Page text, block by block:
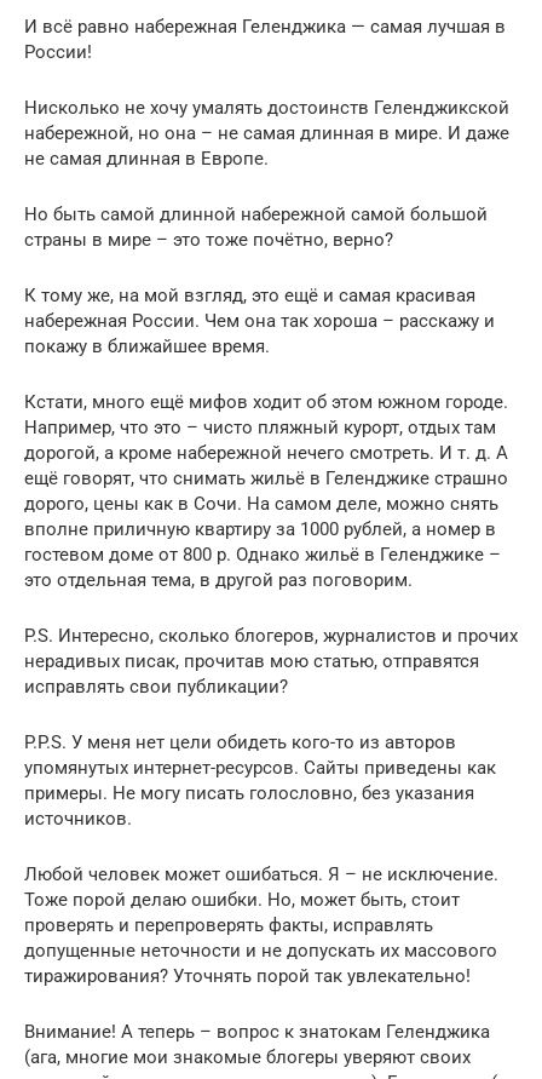
И всё равно набережная Геленджика — самая лучшая в
России!
Нисколько не хочу умалять достоинств Геленджикской
набережной, но она – не самая длинная в мире. И даже
не самая длинная в Европе.
Но быть самой длинной набережной самой большой
страны в мире – это тоже почётно, верно?
К тому же, на мой взгляд, это ещё и самая красивая
набережная России. Чем она так хороша – расскажу и
покажу в ближайшее время.
Кстати, много ещё мифов ходит об этом южном городе.
Например, что это – чисто пляжный курорт, отдых там
дорогой, а кроме набережной нечего смотреть. И т. д. А
ещё говорят, что снимать жильё в Геленджике страшно
дорого, цены как в Сочи. На самом деле, можно снять
вполне приличную квартиру за 1000 рублей, а номер в
гостевом доме от 800 р. Однако жильё в Геленджике –
это отдельная тема, в другой раз поговорим.
P.S. Интересно, сколько блогеров, журналистов и прочих
нерадивых писак, прочитав мою статью, отправятся
исправлять свои публикации?
P.P.S. У меня нет цели обидеть кого-то из авторов
упомянутых интернет-ресурсов. Сайты приведены как
примеры. Не могу писать голословно, без указания
источников.
Любой человек может ошибаться. Я – не исключение.
Тоже порой делаю ошибки. Но, может быть, стоит
проверять и перепроверять факты, исправлять
допущенные неточности и не допускать их массового
тиражирования? Уточнять порой так увлекательно!
Внимание! А теперь – вопрос к знатокам Геленджика
(ага, многие мои знакомые блогеры уверяют своих